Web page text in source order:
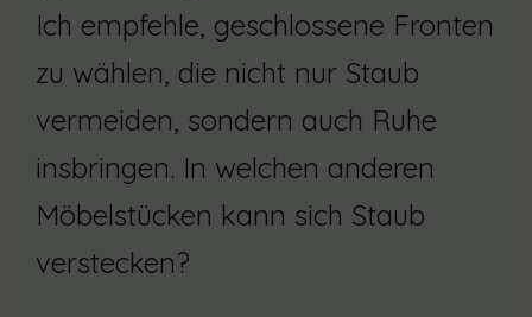
Ich empfehle, geschlossene Fronten
zu wählen, die nicht nur Staub
vermeiden, sondern auch Ruhe
insbringen. In welchen anderen
Möbelstücken kann sich Staub
verstecken?